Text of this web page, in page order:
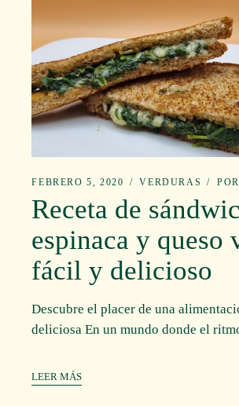
FEBRERO 5, 2020 VERDURAS POR
Receta de
espinaca y queso
fácil y delicioso
Descubre el placer de una
deliciosa En un mundo donde el
LEER MÁS